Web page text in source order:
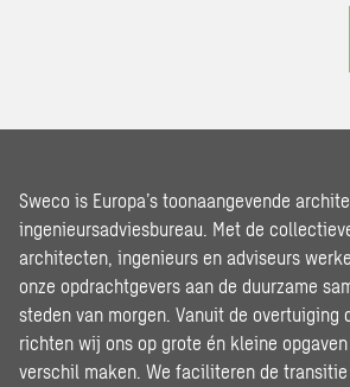
Sweco is Europa’s toonaangevende
ingenieursadviesbureau. Met de
architecten, ingenieurs en adviseurs
onze opdrachtgevers aan de duurzame
steden van morgen. Vanuit de overtuiging
richten wij ons op grote én kleine
verschil maken. We faciliteren de